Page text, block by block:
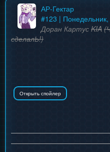
АР-Гектар
#123 |
Доран Картус KIA
сделалЬ!)